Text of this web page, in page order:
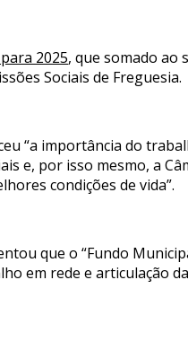
2025, que somado ao
Sociais de Freguesia.
“a importância do
e, por isso mesmo, a
condições de vida”.
que o “Fundo
em rede e articulação